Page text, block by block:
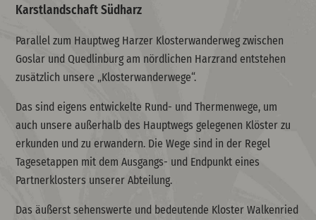
Karstlandschaft Südharz
Parallel zum Hauptweg Harzer Klosterwanderweg zwischen
Goslar und Quedlinburg am nördlichen Harzrand entstehen
zusätzlich unsere „Klosterwanderwege“.
Das sind eigens entwickelte Rund- und Thermenwege, um
auch unsere außerhalb des Hauptwegs gelegenen Klöster zu
erkunden und zu erwandern. Die Wege sind in der Regel
Tagesetappen mit dem Ausgangs- und Endpunkt eines
Partnerklosters unserer Abteilung.
Das äußerst sehenswerte und bedeutende Kloster Walkenried